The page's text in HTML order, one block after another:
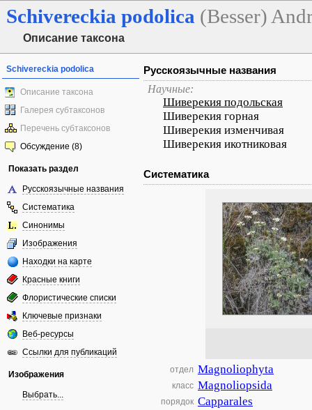
Schivereckia podolica (Besser)
Описание таксона
Schivereckia podolica
Описание таксона
Галерея субтаксонов
Перечень субтаксонов
Обсуждение (8)
Показать раздел
Русскоязычные названия
Систематика
Синонимы
Изображения
Находки на карте
Красные книги
Флористические списки
Ключевые признаки
Веб-ресурсы
Ссылки для публикаций
Изображения
Выбрать...
Русскоязычные названия
Научные:
Шиверекия подольская
Шиверекия горная
Шиверекия изменчивая
Шиверекия икотниковая
Систематика
отдел Magnoliophyta
класс Magnoliopsida
порядок Capparales